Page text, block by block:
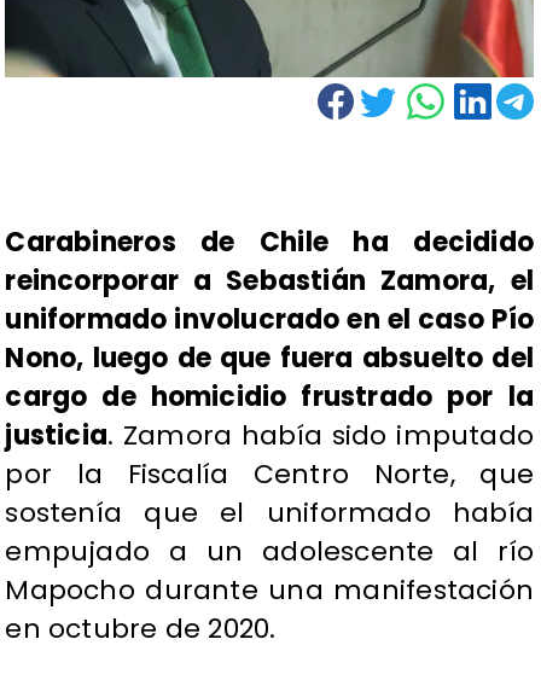
Carabineros de Chile ha decidido
reincorporar a Sebastián Zamora, el
uniformado involucrado en el caso Pío
Nono, luego de que fuera absuelto del
cargo de homicidio frustrado por la
justicia. Zamora había sido imputado
por la Fiscalía Centro Norte, que
sostenía que el uniformado había
empujado a un adolescente al río
Mapocho durante una manifestación
en octubre de 2020.